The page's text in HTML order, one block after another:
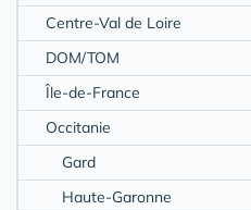
Centre-Val de Loire
DOM/TOM
Île-de-France
Occitanie
Gard
Haute-Garonne